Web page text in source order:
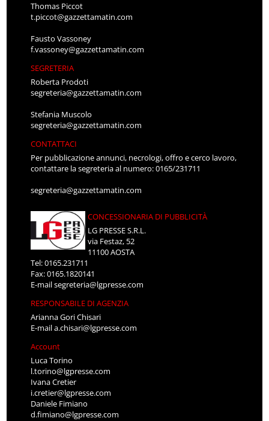
Thomas Piccot
t.piccot@gazzettamatin.com
Fausto Vassoney
f.vassoney@gazzettamatin.com
SEGRETERIA
Roberta Prodoti
segreteria@gazzettamatin.com
Stefania Muscolo
segreteria@gazzettamatin.com
CONTATTACI
Per pubblicazione annunci, necrologi, offro e cerco lavoro,
contattare la segreteria al numero: 0165/231711
segreteria@gazzettamatin.com
CONCESSIONARIA DI PUBBLICITÀ
LG PRESSE S.R.L.
via Festaz, 52
11100 AOSTA
Tel: 0165.231711
Fax: 0165.1820141
E-mailsegreteria@lgpresse.com
RESPONSABILE DI AGENZIA
Arianna Gori Chisari
E-maila.chisari@lgpresse.com
Account
Luca Torino
l.torino@lgpresse.com
Ivana Cretier
i.cretier@lgpresse.com
Daniele Fimiano
d.fimiano@lgpresse.com